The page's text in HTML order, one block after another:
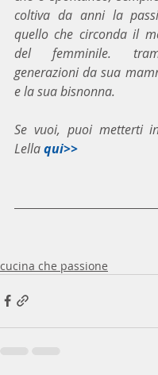
coltiva da anni la
quello che circonda il
del femminile.
generazioni da sua
e la sua bisnonna.
Se vuoi, puoi metterti
Lella qui>>
cucina che passione